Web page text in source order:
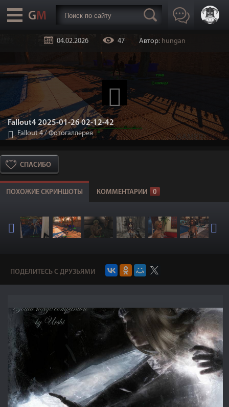
04.02.2026 47 Автор: hungan
Fallout4 2025-01-26 02-12-42
Fallout 4/Фотогаллерея
СПАСИБО
ПОХОЖИЕ СКРИНШОТЫ КОММЕНТАРИИ 0
ПОДЕЛИТЕСЬ С ДРУЗЬЯМИ